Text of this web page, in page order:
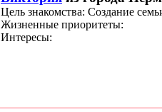
Цель знакомства: Создание
Жизненные приоритеты:
Интересы: